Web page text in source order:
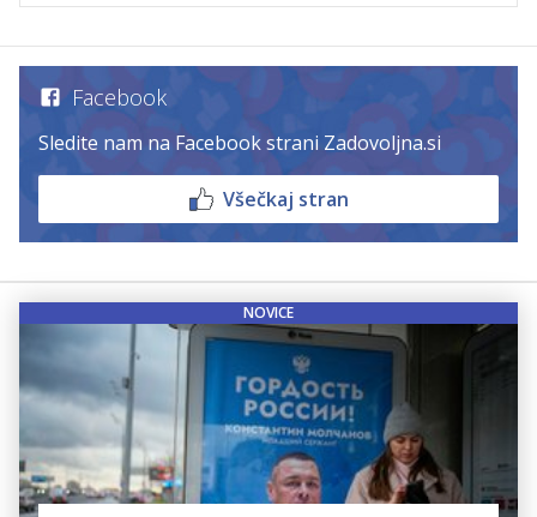
Facebook
Sledite nam na Facebook strani Zadovoljna.si
Všečkaj stran
NOVICE